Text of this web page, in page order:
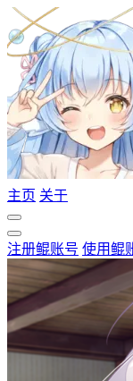
主页 关于
注册鲲账号 使用鲲